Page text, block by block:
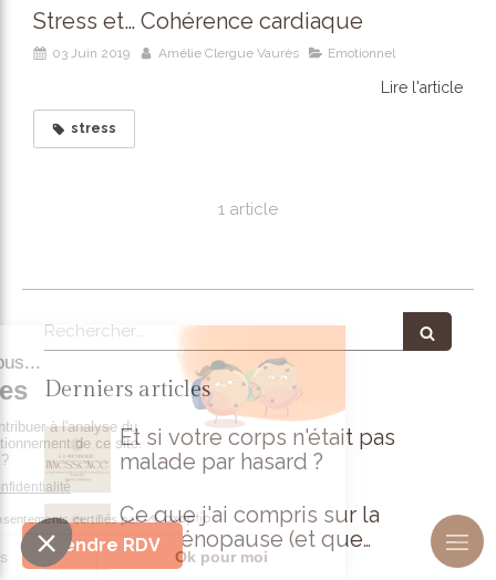
Prendre RDV
Stress et… Cohérence cardiaque
03 Juin 2019 Amélie Clergue Vaurès Emotionnel
Lire l'article
stress
1 article
Rechercher
Derniers articles
Et si votre corps n'était pas
malade par hasard ?
Ce que j'ai compris sur la
périménopause (et que
personne ne m'avait dit)